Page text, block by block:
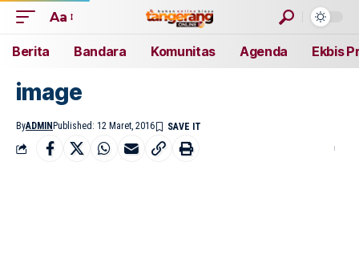
Aa
Berita Bandara Komunitas Agenda Ekbis
image
ByADMIN Published: 12 Maret, 2016